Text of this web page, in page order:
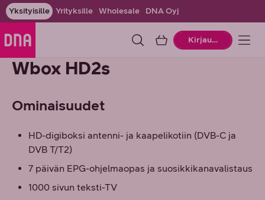
Yksityisille Yrityksille Wholesale DNA Oyj
OstoskoriKirjaudu
Wbox HD2s
Ominaisuudet
HD-digiboksi antenni- ja kaapelikotiin (DVB-C ja
DVB T/T2)
7 päivän EPG-ohjelmaopas ja suosikkikanavalistaus
1000 sivun teksti-TV